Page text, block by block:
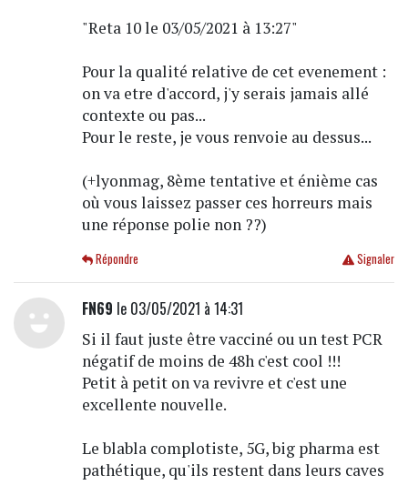
"Reta 10 le 03/05/2021 à 13:27"
Pour la qualité relative de cet evenement :
on va etre d'accord, j'y serais jamais allé
contexte ou pas...
Pour le reste, je vous renvoie au dessus...
(+lyonmag, 8ème tentative et énième cas
où vous laissez passer ces horreurs mais
une réponse polie non ??)
Signaler
Répondre
FN69 le 03/05/2021 à 14:31
Si il faut juste être vacciné ou un test PCR
négatif de moins de 48h c'est cool !!!
Petit à petit on va revivre et c'est une
excellente nouvelle.
Le blabla complotiste, 5G, big pharma est
pathétique, qu'ils restent dans leurs caves